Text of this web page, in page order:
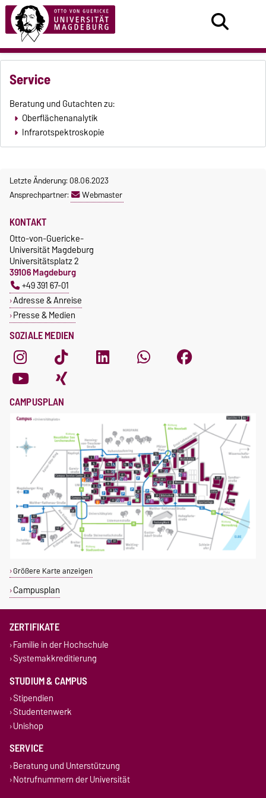
Service
Beratung und Gutachten zu:
Oberflächenanalytik
Infrarotspektroskopie
Letzte Änderung: 08.06.2023
Ansprechpartner:
Webmaster
SOZIALE MEDIEN
KONTAKT
Otto-von-Guericke-
Universität Magdeburg
Universitätsplatz 2
39106 Magdeburg
+49 391 67-01
Adresse & Anreise
Presse & Medien
CAMPUSPLAN
Größere Karte anzeigen
Campusplan
ZERTIFIKATE
Familie in der Hochschule
Systemakkreditierung
STUDIUM & CAMPUS
Stipendien
Studentenwerk
Unishop
SERVICE
Beratung und Unterstützung
Notrufnummern der Universität